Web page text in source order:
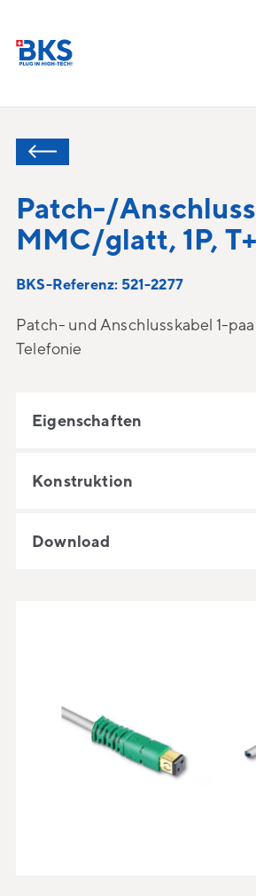
Patch-/
MMC/glatt, 1P,
BKS-Referenz: 521-2277
Patch- und Anschlusskabel 1-
Telefonie
Eigenschaften
Konstruktion
Download